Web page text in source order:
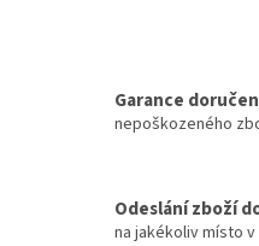
Garance
nepoškozeného
Odeslání zboží
na jakékoliv místo v